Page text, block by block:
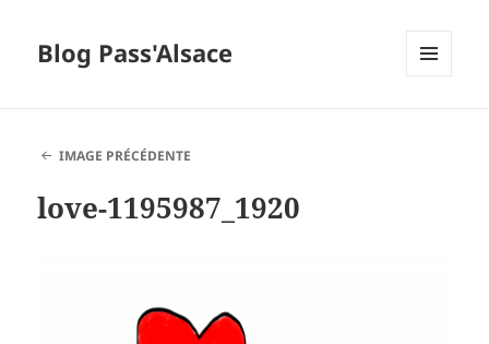
Blog Pass'Alsace
IMAGE PRÉCÉDENTE
love-1195987_1920